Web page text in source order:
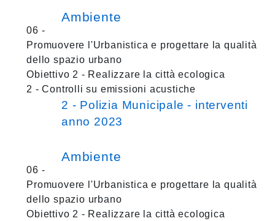
Ambiente
06 -
Promuovere l'Urbanistica e progettare la qualità
dello spazio urbano
Obiettivo 2 - Realizzare la città ecologica
2 - Controlli su emissioni acustiche
2 - Polizia Municipale - interventi
anno 2023
Ambiente
06 -
Promuovere l'Urbanistica e progettare la qualità
dello spazio urbano
Obiettivo 2 - Realizzare la città ecologica